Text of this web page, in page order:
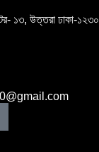
১৩, উত্তরা ঢাকা-১২৩০